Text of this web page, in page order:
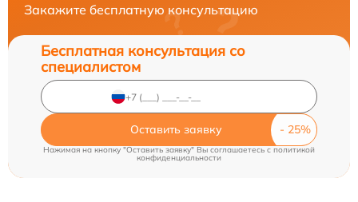
Закажите бесплатную консультацию
Бесплатная консультация со
специалистом
Оставить заявку
Нажимая на кнопку "Оставить заявку" Вы соглашаетесь c политикой
конфиденциальности